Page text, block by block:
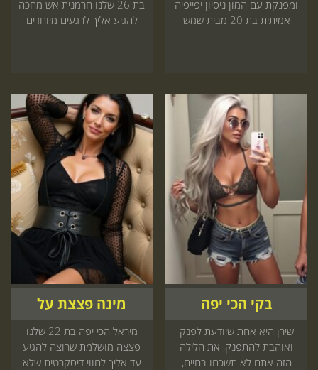
ומפנקת עם המון ניסיון יפייפיה
אמיתית בת 20 מבית שמש
בת 26 שלנו חרמנית אש מחכה
להגיע אליך לרגעים מיוחדים
בקי הכי יפה
שירן היא אחת שיודעת לפנק
ואוהבת להתפנק, את הלילה
הזה אתם לא תשכחו בחיים,
מינה פצצת על
מיראל הכי יפה בת 22 שלנו
פצצה מושלמת שרוצה להגיע
עד אליך לחווי דיסקרטית שלא